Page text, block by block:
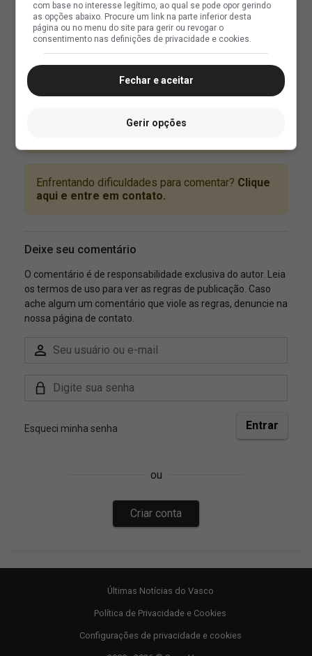
Últimas Notícias do Vasco
Política de Privacidade e Cookies
Configurações de privacidade e cookies
com base no interesse legítimo, ao qual se pode opor gerindo
as opções abaixo. Procure um link na parte inferior desta
página ou no menu do site para gerir ou revogar o
consentimento nas definições de privacidade e cookies.
Fechar e aceitar
Gerir opções